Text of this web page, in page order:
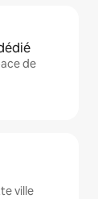
de
ville